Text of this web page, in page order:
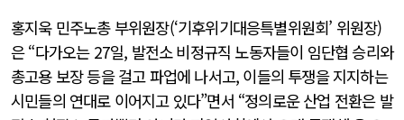
홍지욱 민주노총 부위원장(‘기후위기대응특별위원회’ 위원장)
은 “다가오는 27일, 발전소 비정규직 노동자들이 임단협 승리와
총고용 보장 등을 걸고 파업에 나서고, 이들의 투쟁을 지지하는
시민들의 연대로 이어지고 있다”면서 “정의로운 산업 전환은 발